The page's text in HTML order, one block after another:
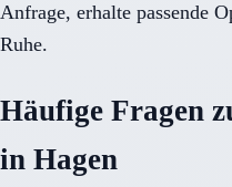
Anfrage, erhalte passende
Ruhe.
Häufige Fragen
in Hagen